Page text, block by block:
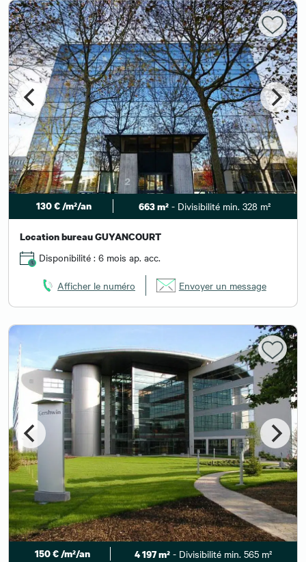
130 € /m²/an 663 m²- Divisibilité min. 328 m²
Location bureau GUYANCOURT
Disponibilité : 6 mois ap. acc.
Afficher le numéro Envoyer un message
150 € /m²/an 4 197 m²- Divisibilité min. 565 m²